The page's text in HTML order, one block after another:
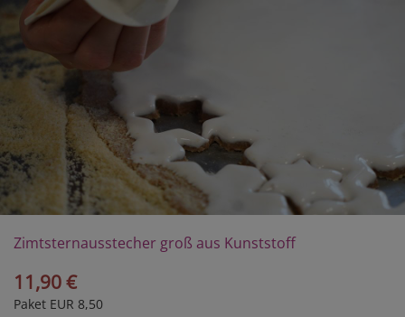
Zimtsternausstecher groß aus Kunststoff
11,90 €
Paket EUR 8,50